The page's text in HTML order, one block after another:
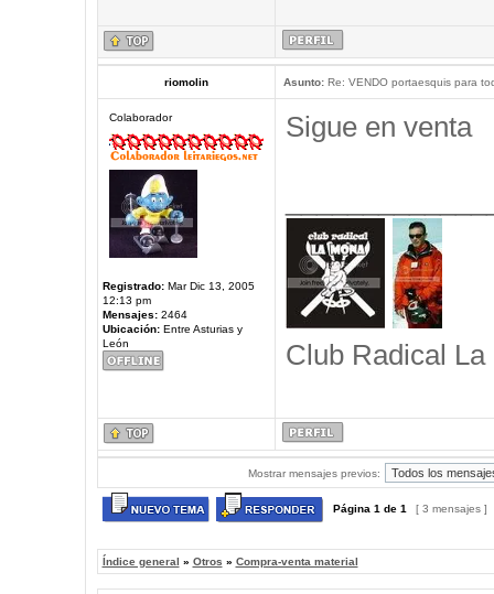
riomolin Asunto:Re: VENDO portaesquis para
Colaborador
Registrado:Mar Dic 13, 2005
12:13 pm
Mensajes:2464
Ubicación:Entre Asturias y
León
Sigue en venta
Club Radical La
Mostrar mensajes previos:
Página 1 de 1 [ 3 mensajes ]
Índice general » Otros » Compra-venta material